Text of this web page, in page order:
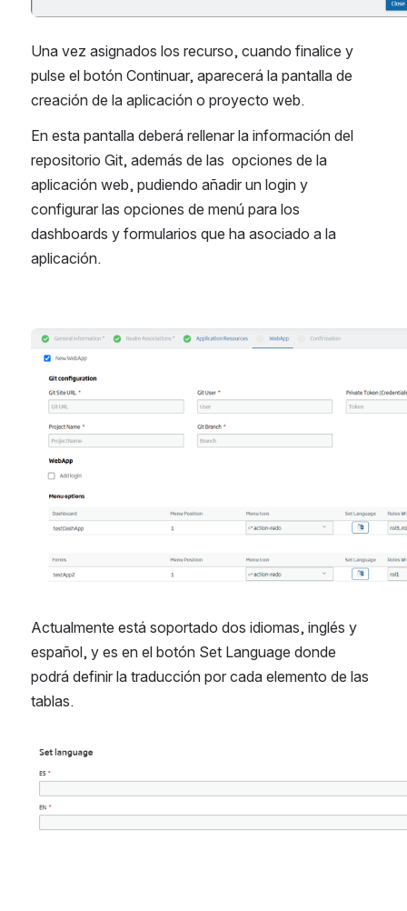
Una vez asignados los recurso, cuando finalice y
pulse el botón Continuar, aparecerá la pantalla de
creación de la aplicación o proyecto web.
En esta pantalla deberá rellenar la información del
repositorio Git, además de las  opciones de la
aplicación web, pudiendo añadir un login y
configurar las opciones de menú para los
dashboards y formularios que ha asociado a la
aplicación.
Abrir
Actualmente está soportado dos idiomas, inglés y
español, y es en el botón Set Language donde
podrá definir la traducción por cada elemento de las
tablas.
Abrir